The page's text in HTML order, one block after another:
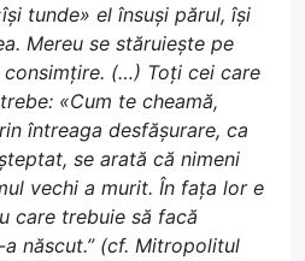
tunde» el însuși părul, își
Mereu se stăruiește pe
(…) Toți cei care
«Cum te cheamă,
întreaga desfășurare, ca
se arată că nimeni
vechi a murit. În fața lor e
care trebuie să facă
născut.” (cf. Mitropolitul